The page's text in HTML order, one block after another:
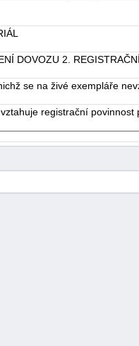
DOVOZU 2.
se na živé exempláře
registrační
škod"